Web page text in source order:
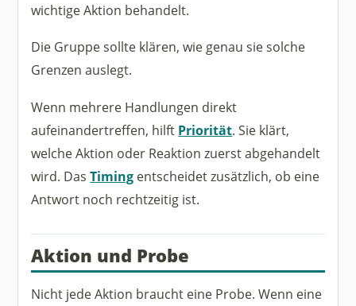
wichtige Aktion behandelt.
Die Gruppe sollte klären, wie genau sie solche
Grenzen auslegt.
Wenn mehrere Handlungen direkt
aufeinandertreffen, hilft Priorität. Sie klärt,
welche Aktion oder Reaktion zuerst abgehandelt
wird. DasTiming entscheidet zusätzlich, ob eine
Antwort noch rechtzeitig ist.
Aktion und Probe
Nicht jede Aktion braucht eine Probe. Wenn eine